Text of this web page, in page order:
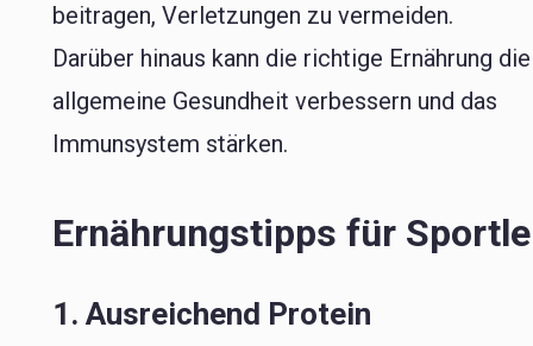
beitragen, Verletzungen zu vermeiden.
Darüber hinaus kann die richtige Ernährung die
allgemeine Gesundheit verbessern und das
Immunsystem stärken.
Ernährungstipps für
1. Ausreichend Protein